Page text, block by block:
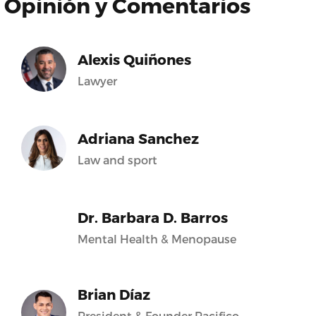
Alexis Quiñones
Lawyer
Adriana Sanchez
Law and sport
Dr. Barbara D. Barros
Mental Health & Menopause
Brian Díaz